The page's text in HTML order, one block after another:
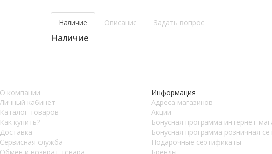
Наличие Описание Задать вопрос
Наличие
О компании
Личный кабинет
Каталог товаров
Как купить?
Доставка
Сервисная служба
Обмен и возврат товара
Информация
Адреса магазинов
Акции
Бонусная программа интернет-
Бонусная программа розничная
Подарочные сертификаты
Бренды